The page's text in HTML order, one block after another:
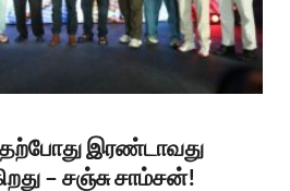
தற்போது இரண்டாவது
– சஞ்சு சாம்சன்!